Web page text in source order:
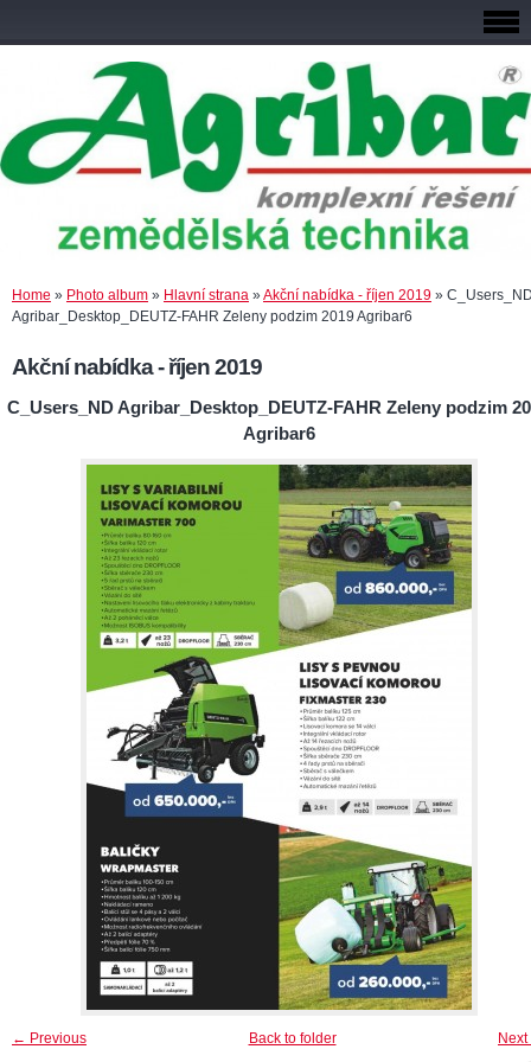
Home » Photo album » Hlavní strana »Akční nabídka - říjen 2019 »
Agribar_Desktop_DEUTZ-FAHR Zeleny podzim 2019 Agribar6
Akční nabídka - říjen 2019
C_Users_ND Agribar_Desktop_DEUTZ-FAHR Zeleny podzim
Agribar6
← Previous Back to folder